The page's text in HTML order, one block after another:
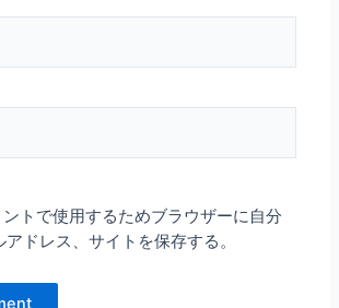
トで使用するためブラウザーに自分
ドレス、サイトを保存する。